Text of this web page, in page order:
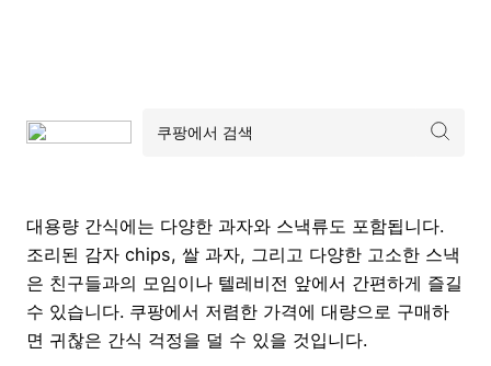
대용량 간식에는 다양한 과자와 스낵류도 포함됩니다.
조리된 감자 chips, 쌀 과자, 그리고 다양한 고소한 스낵
은 친구들과의 모임이나 텔레비전 앞에서 간편하게 즐길
수 있습니다. 쿠팡에서 저렴한 가격에 대량으로 구매하
면 귀찮은 간식 걱정을 덜 수 있을 것입니다.